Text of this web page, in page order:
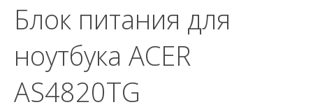
Блок питания для
ноутбука ACER
AS4820TG